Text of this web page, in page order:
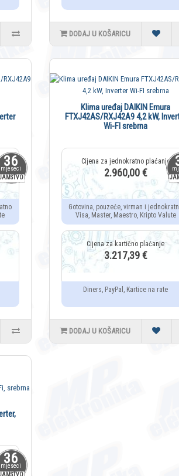
DODAJ U KOŠARICU
36
mjeseci
Klima uređaj DAIKIN Emura
FTXJ42AS/RXJ42A9 4,2 kW,
Wi-FI srebrna
2.960,00 €
Gotovina, pouzeće, virman i
Visa, Master, Maestro, Kripto Valute
3.217,39 €
Diners, PayPal, Kartice na rate
DODAJ U KOŠARICU
36
mjeseci